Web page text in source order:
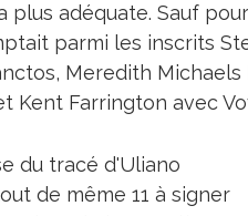
adéquate. Sauf
parmi les inscrits
Meredith
Kent Farrington avec
du tracé d'Uliano
de même 11 à signer